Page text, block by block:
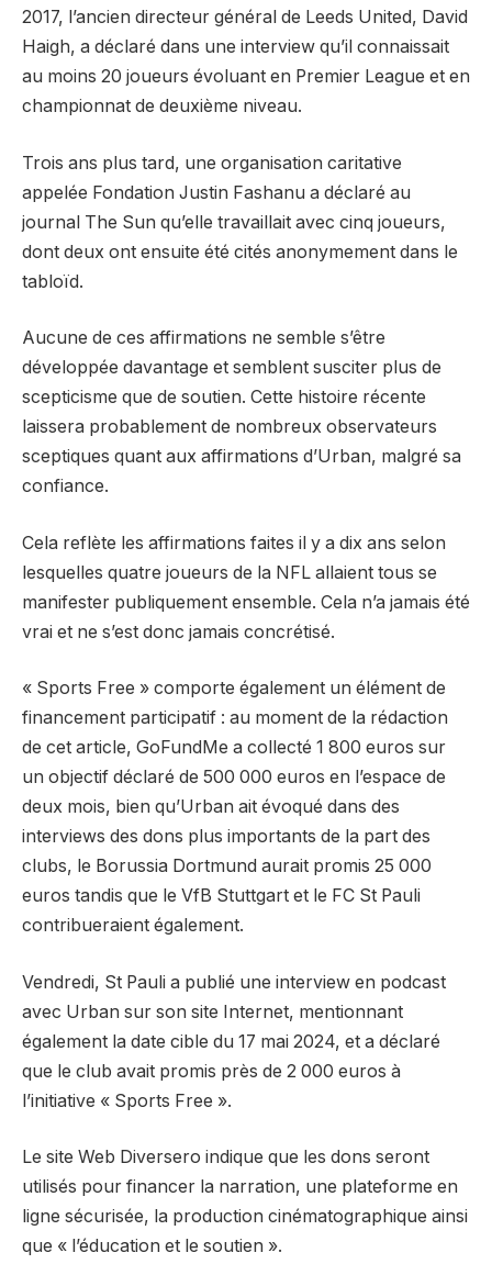
2017, l’ancien directeur général de Leeds United, David
Haigh, a déclaré dans une interview qu’il connaissait
au moins 20 joueurs évoluant en Premier League et en
championnat de deuxième niveau.
Trois ans plus tard, une organisation caritative
appelée Fondation Justin Fashanu a déclaré au
journal The Sun qu’elle travaillait avec cinq joueurs,
dont deux ont ensuite été cités anonymement dans le
tabloïd.
Aucune de ces affirmations ne semble s’être
développée davantage et semblent susciter plus de
scepticisme que de soutien. Cette histoire récente
laissera probablement de nombreux observateurs
sceptiques quant aux affirmations d’Urban, malgré sa
confiance.
Cela reflète les affirmations faites il y a dix ans selon
lesquelles quatre joueurs de la NFL allaient tous se
manifester publiquement ensemble. Cela n’a jamais été
vrai et ne s’est donc jamais concrétisé.
« Sports Free » comporte également un élément de
financement participatif : au moment de la rédaction
de cet article, GoFundMe a collecté 1 800 euros sur
un objectif déclaré de 500 000 euros en l’espace de
deux mois, bien qu’Urban ait évoqué dans des
interviews des dons plus importants de la part des
clubs, le Borussia Dortmund aurait promis 25 000
euros tandis que le VfB Stuttgart et le FC St Pauli
contribueraient également.
Vendredi, St Pauli a publié une interview en podcast
avec Urban sur son site Internet, mentionnant
également la date cible du 17 mai 2024, et a déclaré
que le club avait promis près de 2 000 euros à
l’initiative « Sports Free ».
Le site Web Diversero indique que les dons seront
utilisés pour financer la narration, une plateforme en
ligne sécurisée, la production cinématographique ainsi
que « l’éducation et le soutien ».